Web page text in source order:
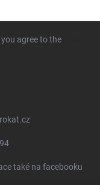
agree to the
také na facebooku